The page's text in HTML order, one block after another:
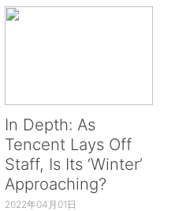
In Depth: As
Tencent Lays Off
Staff, Is Its ‘Winter’
Approaching?
2022年04月01日